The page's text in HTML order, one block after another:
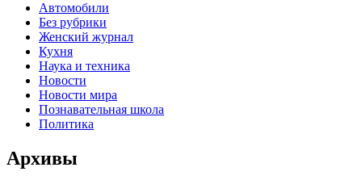
Автомобили
Без рубрики
Женский журнал
Кухня
Наука и техника
Новости
Новости мира
Познавательная школа
Политика
Архивы